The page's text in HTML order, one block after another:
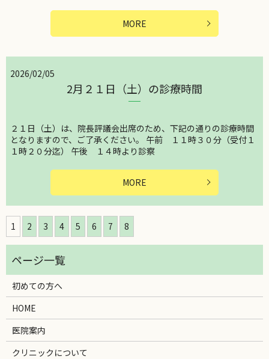
MORE
2026/02/05
2月２１日（土）の診療時間
２１日（土）は、院長評議会出席のため、下記の通りの診療時間
となりますので、ご了承ください。 午前 １１時３０分（受付１
１時２０分迄） 午後 １４時より診察
MORE
1 2 3 4 5 6 7 8
初めての方へ
HOME
医院案内
クリニックについて